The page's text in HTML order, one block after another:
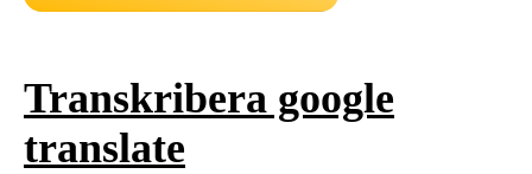
Transkribera google
translate